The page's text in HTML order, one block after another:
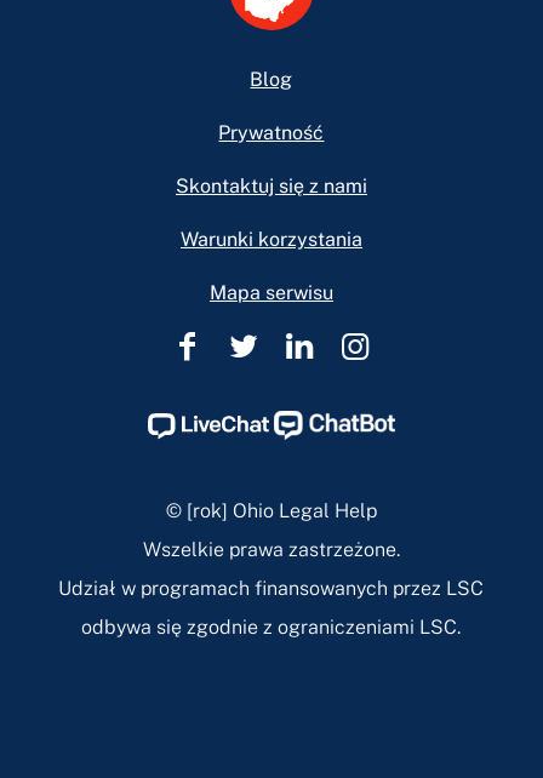
Blog
Prywatność
Skontaktuj się z nami
Warunki korzystania
Mapa serwisu
Pomoc
w
Facebook
Page
Pomoc
w
Twitter
Page
Pomoc
w
Linkedin
Page
Pomoc
w
Instagram
Page
© [rok] Ohio Legal Help
Wszelkie prawa zastrzeżone.
Udział w programach finansowanych przez LSC
odbywa się zgodnie z ograniczeniami LSC.